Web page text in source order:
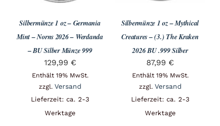
Silbermünze 1 oz – Germania
Mint – Norns 2026 – Werdanda
– BU Silber Münze 999
129,99 €
Enthält 19% MwSt.
zzgl. Versand
Lieferzeit: ca. 2-3
Werktage
Silbermünze 1 oz – Mythical
Creatures – (3.) The Kraken
2026 BU .999 Silber
87,99 €
Enthält 19% MwSt.
zzgl. Versand
Lieferzeit: ca. 2-3
Werktage